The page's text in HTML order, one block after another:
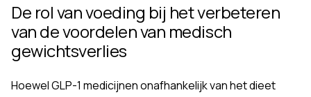
De rol van voeding bij het verbeteren
van de voordelen van medisch
gewichtsverlies
Hoewel GLP-1 medicijnen onafhankelijk van het dieet